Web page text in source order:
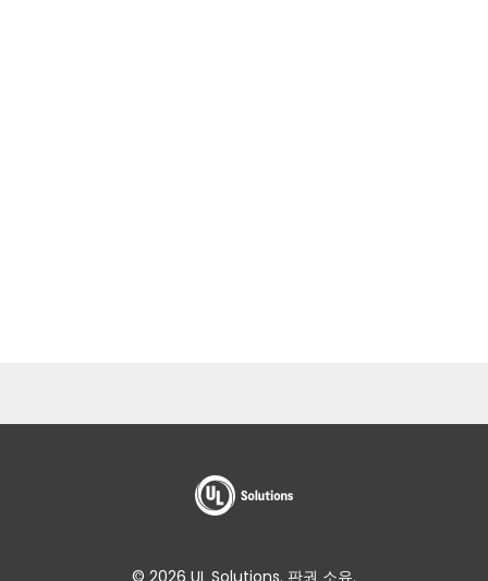
© 2026 UL Solutions. 판권 소유.